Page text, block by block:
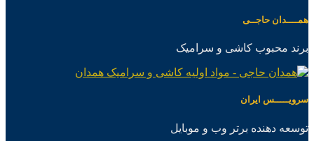
همــــدان حاجــی
برند محبوب کاشی و سرامیک
سرویـــــس ایران
توسعه دهنده برتر وب و موبایل